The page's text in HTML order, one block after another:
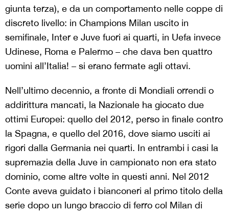
giunta terza), e da un comportamento nelle coppe di
discreto livello: in Champions Milan uscito in
semifinale, Inter e Juve fuori ai quarti, in Uefa invece
Udinese, Roma e Palermo – che dava ben quattro
uomini all’Italia! – si erano fermate agli ottavi.
Nell’ultimo decennio, a fronte di Mondiali orrendi o
addirittura mancati, la Nazionale ha giocato due
ottimi Europei: quello del 2012, perso in finale contro
la Spagna, e quello del 2016, dove siamo usciti ai
rigori dalla Germania nei quarti. In entrambi i casi la
supremazia della Juve in campionato non era stato
dominio, come altre volte in questi anni. Nel 2012
Conte aveva guidato i bianconeri al primo titolo della
serie dopo un lungo braccio di ferro col Milan di